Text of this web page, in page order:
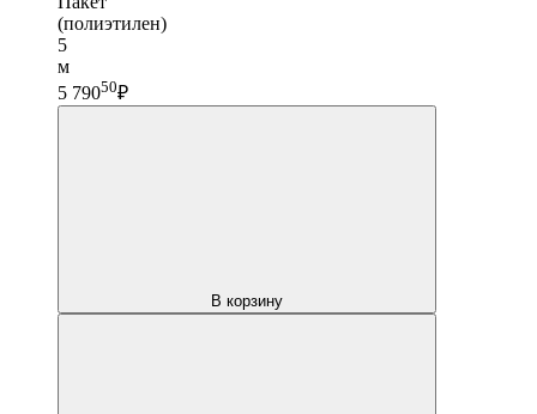
(полиэтилен)
5
м
5 79050₽
В корзину